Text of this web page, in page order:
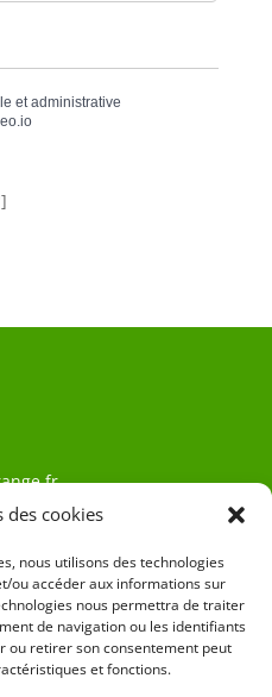
des cookies
nous utilisons des technologies
ou accéder aux informations sur
nous permettra de traiter
de navigation ou les identifiants
ou retirer son consentement peut
et fonctions.
et administrative
Focicchia